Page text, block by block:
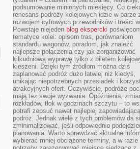
podsumowanie minionych miesięcy. Co
renesans podróży kolejowych idzie w parze
rozwojem cyfrowych przewodników i treści
Powstaje niejeden blog ekspercki
tematyce kolei: opisom tras, porównaniom
standardu wagonów, poradom, jak znaleźć
najlepsze połączenia czy jak zorganizować
kilkudniową wyprawę tylko z biletem
kieszeni. Dzięki tym źródłom można dziś
zaplanować podróż dużo łatwiej niż kiedyś,
unikając niepotrzebnych przesiadek i
atrakcyjnych ofert. Oczywiście, podróże
mają też swoje wyzwania. Opóźnienia,
rozkładów, tłok w godzinach szczytu – to
potrafi zepsuć nawet najlepiej
podróż. Jednak wiele z tych problemów da
zminimalizować, jeśli odpowiednio
planowania. Warto sprawdzać aktualne
wybierać mniej obciążone terminy, a w razie